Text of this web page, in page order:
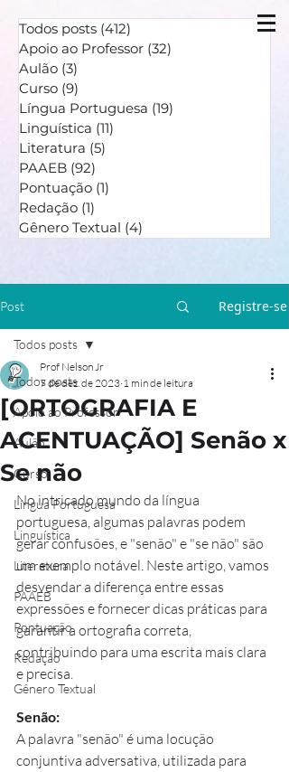
Todos posts (412)
Apoio ao Professor (32)
Aulão (3)
Curso (9)
Língua Portuguesa (19)
Linguística (11)
Literatura (5)
PAAEB (92)
Pontuação (1)
Redação (1)
Gênero Textual (4)
Post Registre-se
Todos posts
Apoio ao Professor
Aulão
Curso
Língua Portuguesa
Linguística
Literatura
PAAEB
Pontuação
Redação
Gênero Textual
Todos posts
[ORTOGRAFIA E
ACENTUAÇÃO] Senão x
Se não
Prof Nelson Jr
7 de dez. de 2023 1 min de leitura
No intricado mundo da língua
portuguesa, algumas palavras podem
gerar confusões, e "senão" e "se não" são
um exemplo notável. Neste artigo, vamos
desvendar a diferença entre essas
expressões e fornecer dicas práticas para
garantir a ortografia correta,
contribuindo para uma escrita mais clara
e precisa.
Senão:
A palavra "senão" é uma locução
conjuntiva adversativa, utilizada para